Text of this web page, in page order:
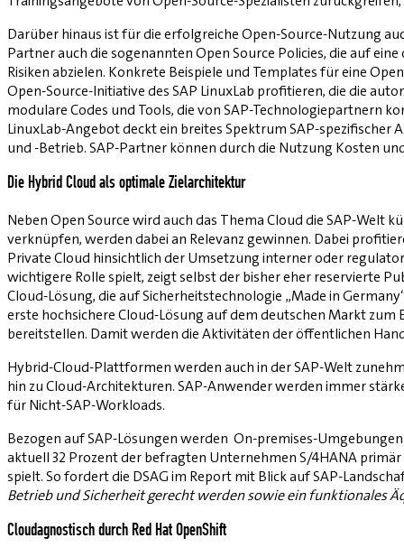
Darüber hinaus ist für die erfolgreiche Open-Source-Nutzung
Partner auch die sogenannten Open Source Policies, die auf
Risiken abzielen. Konkrete Beispiele und Templates für eine
Open-Source-Initiative des SAP LinuxLab profitieren, die die
modulare Codes und Tools, die von SAP-Technologiepartnern
LinuxLab-Angebot deckt ein breites Spektrum SAP-
und -Betrieb. SAP-Partner können durch die Nutzung Kosten
Die Hybrid Cloud als optimale Zielarchitektur
Neben Open Source wird auch das Thema Cloud die SAP-Welt
verknüpfen, werden dabei an Relevanz gewinnen. Dabei
Private Cloud hinsichtlich der Umsetzung interner oder
wichtigere Rolle spielt, zeigt selbst der bisher eher reservierte
Cloud-Lösung, die auf Sicherheitstechnologie „Made in
erste hochsichere Cloud-Lösung auf dem deutschen Markt
bereitstellen. Damit werden die Aktivitäten der öffentlichen
Hybrid-Cloud-Plattformen werden auch in der SAP-Welt
hin zu Cloud-Architekturen. SAP-Anwender werden immer
für Nicht-SAP-Workloads.
Bezogen auf SAP-Lösungen werden On-premises-
aktuell 32 Prozent der befragten Unternehmen S/4HANA
spielt. So fordert die DSAG im Report mit Blick auf SAP-
Betrieb und Sicherheit gerecht werden sowie ein funktionales
Cloudagnostisch durch Red Hat OpenShift